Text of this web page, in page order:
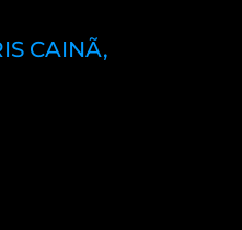
CAINÃ,